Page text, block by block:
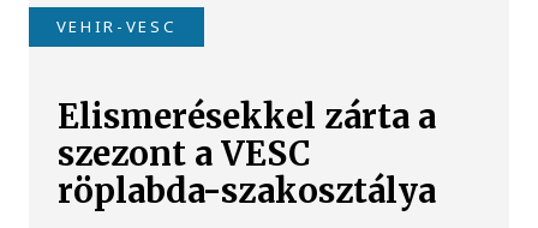
VEHIR-VESC
Elismerésekkel zárta a
szezont a VESC
röplabda-szakosztálya